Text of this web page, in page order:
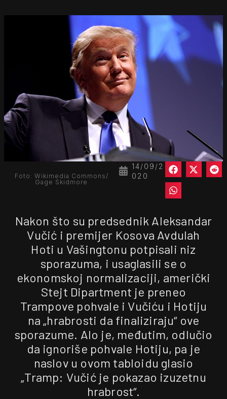
14/09/2
020
Foto: Wikimedia Commons/
Gage Skidmore
Nakon što su predsednik Aleksandar
Vučić i premijer Kosova Avdulah
Hoti u Vašingtonu potpisali niz
sporazuma, i usaglasili se o
ekonomskoj normalizaciji, američki
Stejt Dipartment je preneo
Trampove pohvale i Vučiću i Hotiju
na „hrabrosti da finaliziraju“ ove
sporazume. Alo je, međutim, odlučio
da ignoriše pohvale Hotiju, pa je
naslov u ovom tabloidu glasio
„Tramp: Vučić je pokazao izuzetnu
hrabrost“.